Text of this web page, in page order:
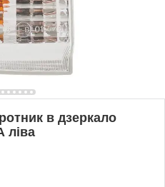
в дзеркало